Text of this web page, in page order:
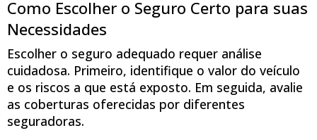
Como Escolher o Seguro Certo para suas
Necessidades
Escolher o seguro adequado requer análise
cuidadosa. Primeiro, identifique o valor do veículo
e os riscos a que está exposto. Em seguida, avalie
as coberturas oferecidas por diferentes
seguradoras.